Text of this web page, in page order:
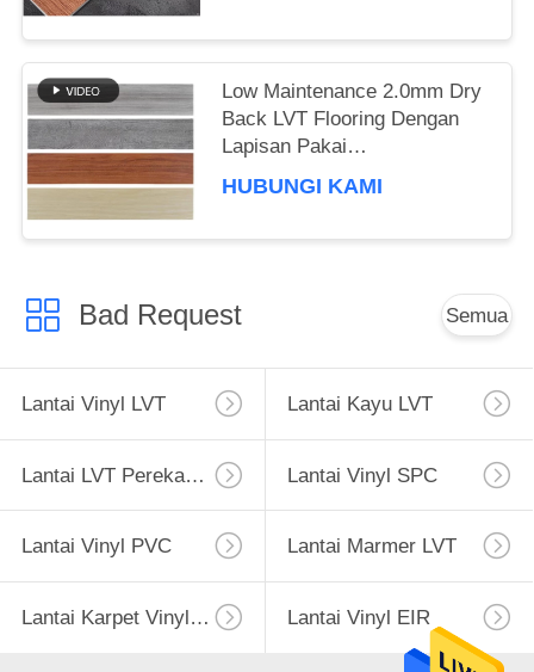
Low Maintenance 2.0mm Dry
Back LVT Flooring Dengan
Lapisan Pakai
0.07mm/0.1mm
HUBUNGI KAMI
Bad Request Semua
Lantai Vinyl LVT Lantai Kayu LVT
Lantai LVT Perekat Diri Lantai Vinyl SPC
Lantai Vinyl PVC Lantai Marmer LVT
Lantai Karpet Vinyl PVC Lantai Vinyl EIR